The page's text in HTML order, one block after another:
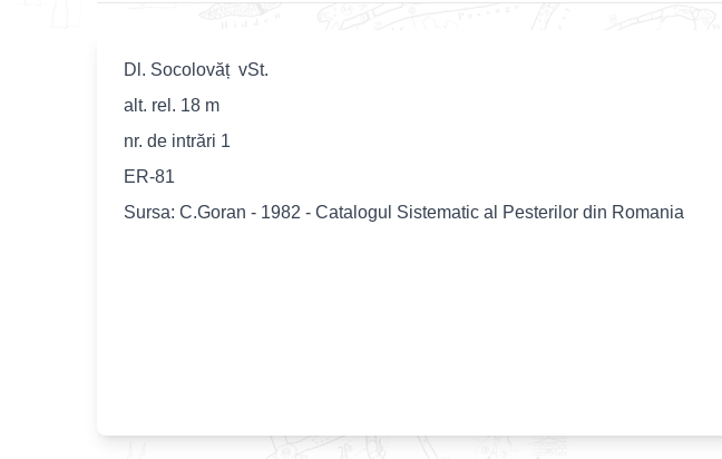
Dl. Socolovăț vSt.
alt. rel. 18 m
nr. de intrări 1
ER-81
Sursa: C.Goran - 1982 - Catalogul Sistematic al Pesterilor din Romania